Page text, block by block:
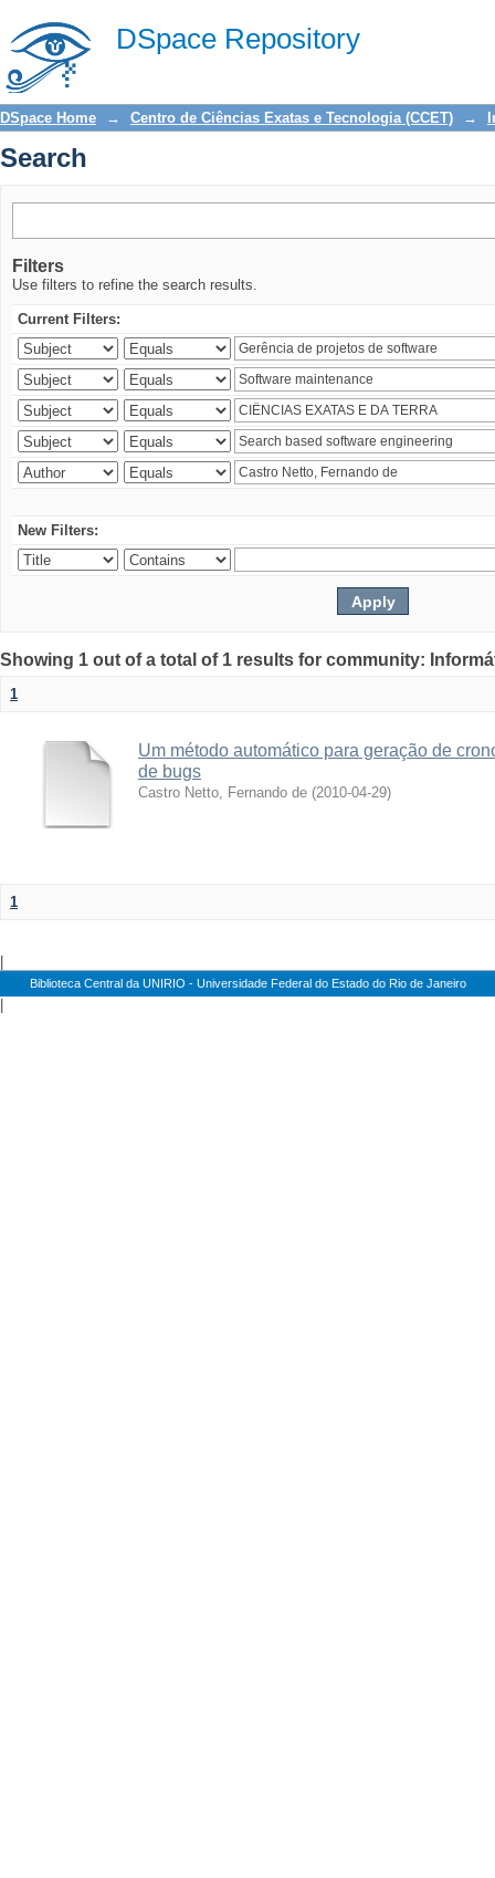
DSpace Repository
Search
DSpace Home → Centro de Ciências Exatas e Tecnologia (CCET) →
Search
Filters
Use filters to refine the search results.
Current Filters:
New Filters:
Showing 1 out of a total of 1 results for community:
1
Um método automático para geração de
de bugs
Castro Netto, Fernando de (2010-04-29)
1
Biblioteca Central da UNIRIO - Universidade Federal do Estado do Rio de Janeiro